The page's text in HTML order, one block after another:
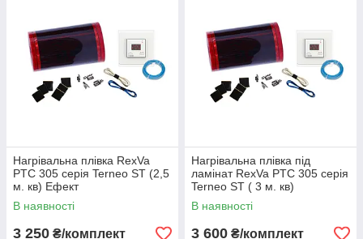
Нагрівальна плівка RexVa
PTC 305 серія Terneo ST (2,5
м. кв) Ефект
саморегулювання
В наявності
3 250 ₴/комплект
Нагрівальна плівка під
ламінат RexVa PTC 305 серія
Terneo ST ( 3 м. кв)
саморегулююча
В наявності
3 600 ₴/комплект